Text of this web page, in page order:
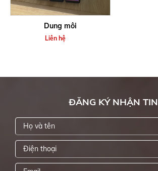
Dung môi
Liên hệ
ĐĂNG KÝ NHẬN TIN